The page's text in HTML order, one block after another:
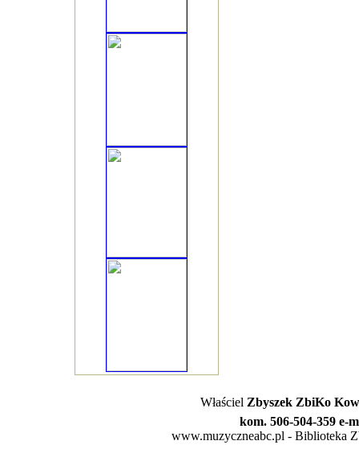
Właściel Zbyszek ZbiKo
kom. 506-504-359 e-
www.muzyczneabc.pl - Biblioteka